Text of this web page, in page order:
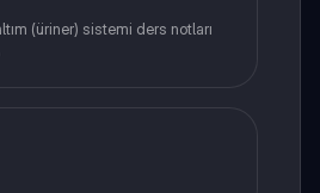
(üriner) sistemi ders notları